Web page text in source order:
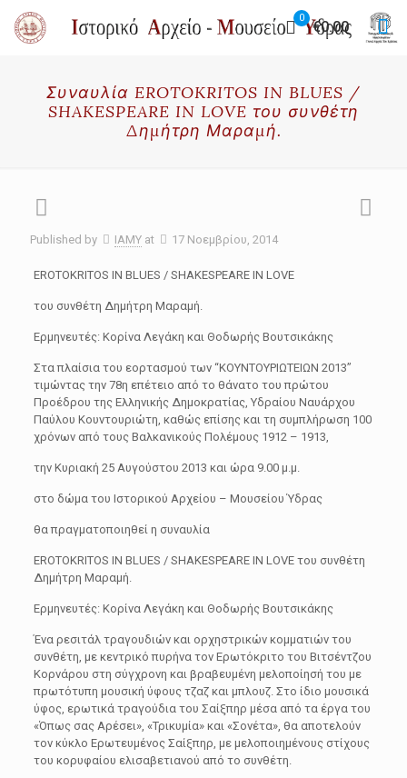
0
€0.00
Συναυλία EROTOKRITOS IN BLUES /
SHAKESPEARE IN LOVE του συνθέτη
Δημήτρη Μαραμή.
Published by IAMY at 17 Νοεμβρίου, 2014
EROTOKRITOS IN BLUES / SHAKESPEARE IN LOVE
του συνθέτη Δημήτρη Μαραμή.
Ερμηνευτές: Κορίνα Λεγάκη και Θοδωρής Βουτσικάκης
Στα πλαίσια του εορτασμού των “ΚΟΥΝΤΟΥΡΙΩΤΕΙΩΝ 2013”
τιμώντας την 78η επέτειο από το θάνατο του πρώτου
Προέδρου της Ελληνικής Δημοκρατίας, Υδραίου Ναυάρχου
Παύλου Κουντουριώτη, καθώς επίσης και τη συμπλήρωση 100
χρόνων από τους Βαλκανικούς Πολέμους 1912 – 1913,
την Κυριακή 25 Αυγούστου 2013 και ώρα 9.00 μ.μ.
στο δώμα του Ιστορικού Αρχείου – Μουσείου Ύδρας
θα πραγματοποιηθεί η συναυλία
EROTOKRITOS IN BLUES / SHAKESPEARE IN LOVE του συνθέτη
Δημήτρη Μαραμή.
Ερμηνευτές: Κορίνα Λεγάκη και Θοδωρής Βουτσικάκης
Ένα ρεσιτάλ τραγουδιών και ορχηστρικών κομματιών του
συνθέτη, με κεντρικό πυρήνα τον Ερωτόκριτο του Βιτσέντζου
Κορνάρου στη σύγχρονη και βραβευμένη μελοποίησή του με
πρωτότυπη μουσική ύφους τζαζ και μπλουζ. Στο ίδιο μουσικά
ύφος, ερωτικά τραγούδια του Σαίξπηρ μέσα από τα έργα του
«Όπως σας Αρέσει», «Τρικυμία» και «Σονέτα», θα αποτελούν
τον κύκλο Ερωτευμένος Σαίξπηρ, με μελοποιημένους στίχους
του κορυφαίου ελισαβετιανού από το συνθέτη.